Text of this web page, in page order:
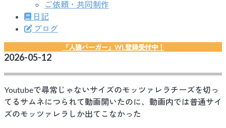
ご依頼・共同制作
日記
ブログ
『人狼バーガー』WL登録受付中！
2026-05-12
Youtubeで尋常じゃないサイズのモッツァレラチーズを切っ
てるサムネにつられて動画開いたのに、動画内では普通サイ
ズのモッツァレラしか出てこなかった